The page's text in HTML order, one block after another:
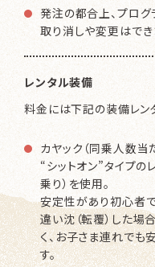
発注の都合上、プロ
取り消しや変更はでき
レンタル装備
料金には下記の装備レン
カヤック（同乗人数当
“シットオン”タイプの
乗り）を使用。
安定性があり初心者で
違い沈（転覆）した
く、お子さま連れでも
す。